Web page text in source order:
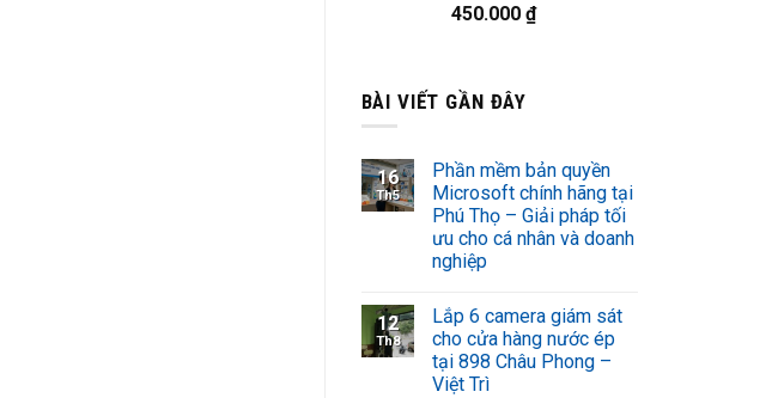
450.000 ₫
BÀI VIẾT GẦN ĐÂY
16
Th5
Phần mềm bản quyền
Microsoft chính hãng tại
Phú Thọ – Giải pháp tối
ưu cho cá nhân và doanh
nghiệp
12
Th8
Lắp 6 camera giám sát
cho cửa hàng nước ép
tại 898 Châu Phong –
Việt Trì